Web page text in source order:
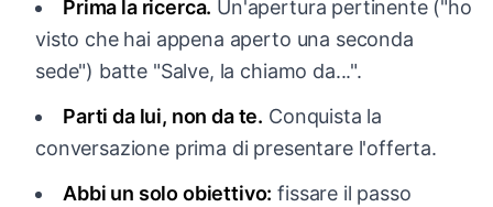
Prima la ricerca. Un'apertura pertinente ("ho
visto che hai appena aperto una seconda
sede") batte "Salve, la chiamo da...".
Parti da lui, non da te. Conquista la
conversazione prima di presentare l'offerta.
Abbi un solo obiettivo: fissare il passo